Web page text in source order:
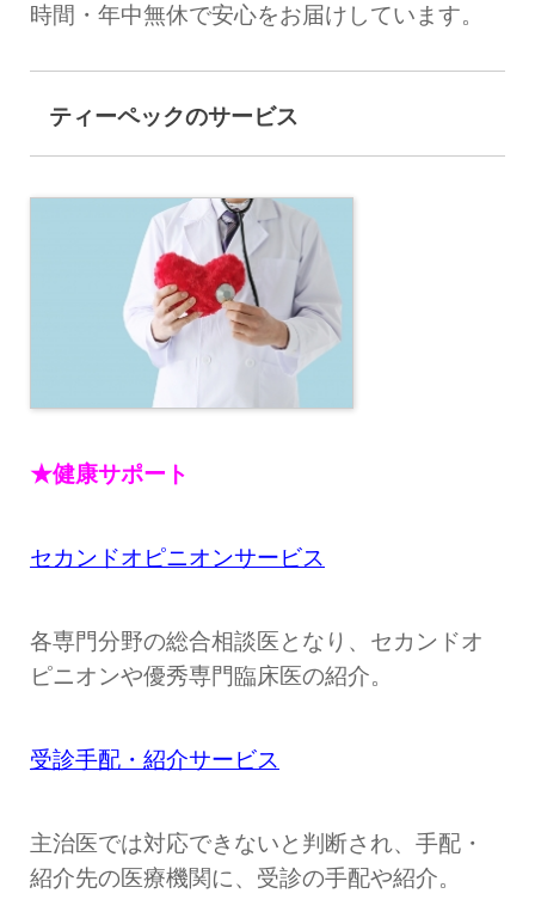
時間・年中無休で安心をお届けしています。
ティーペックのサービス
★健康サポート
セカンドオピニオンサービス
各専門分野の総合相談医となり、セカンドオ
ピニオンや優秀専門臨床医の紹介。
受診手配・紹介サービス
主治医では対応できないと判断され、手配・
紹介先の医療機関に、受診の手配や紹介。